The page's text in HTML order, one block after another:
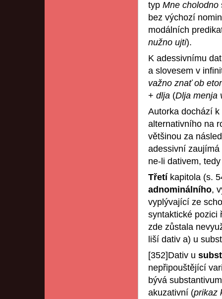
typ Mne cholodno
bez výchozí
modálních
nužno ujti).
K adessivnímu
a slovesem v
važno znať ob
+ dlja (Dlja menja
Autorka dochází
alternativního na
většinou za
adessivní
ne-li dativem,
Třetí kapitola (s.
adnominálního,
vyplývající ze
syntaktické pozici
zde zůstala
liší dativ a) u
[352]Dativ u
nepřipouštějící
bývá
akuzativní (prikaz